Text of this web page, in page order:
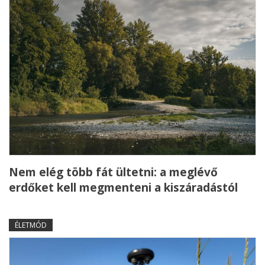
Nem elég több fát ültetni: a meglévő
erdőket kell megmenteni a kiszáradástól
ÉLETMÓD